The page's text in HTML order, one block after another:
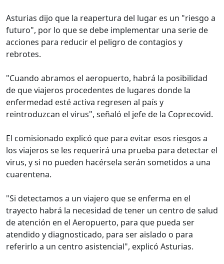
Asturias dijo que la reapertura del lugar es un "riesgo a
futuro", por lo que se debe implementar una serie de
acciones para reducir el peligro de contagios y
rebrotes.
"Cuando abramos el aeropuerto, habrá la posibilidad
de que viajeros procedentes de lugares donde la
enfermedad esté activa regresen al país y
reintroduzcan el virus", señaló el jefe de la Coprecovid.
El comisionado explicó que para evitar esos riesgos a
los viajeros se les requerirá una prueba para detectar el
virus, y si no pueden hacérsela serán sometidos a una
cuarentena.
"Si detectamos a un viajero que se enferma en el
trayecto habrá la necesidad de tener un centro de salud
de atención en el Aeropuerto, para que pueda ser
atendido y diagnosticado, para ser aislado o para
referirlo a un centro asistencial", explicó Asturias.